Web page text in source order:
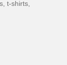
t-shirts,